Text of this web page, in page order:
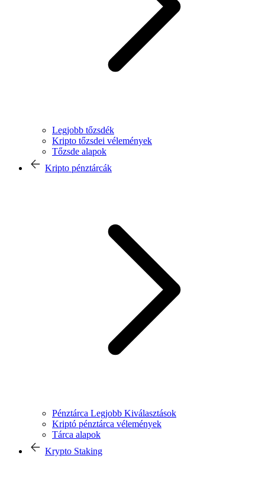
Legjobb tőzsdék
Kripto tőzsdei vélemények
Tőzsde alapok
Kripto pénztárcák
Pénztárca Legjobb Kiválasztások
Kriptó pénztárca vélemények
Tárca alapok
Krypto Staking